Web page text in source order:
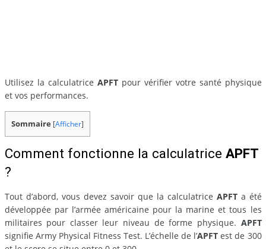
Utilisez la calculatrice APFTpour vérifier votre santé physique
et vos performances.
Sommaire [Afficher]
Comment fonctionne la calculatrice APFT
?
Tout d’abord, vous devez savoir que la calculatrice APFTa été
développée par l’armée américaine pour la marine et tous les
militaires pour classer leur niveau de forme physique. APFT
signifie Army Physical Fitness Test. L’échelle de l’APFT est de 300